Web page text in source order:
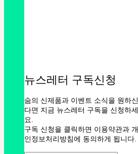
뉴스레터 구독신청
숨의 신제품과 이벤트 소식을 원하신
다면 지금 뉴스레터 구독을 신청하세
요.
구독 신청을 클릭하면 이용약관과 개
인정보처리방침에 동의하게 됩니다.